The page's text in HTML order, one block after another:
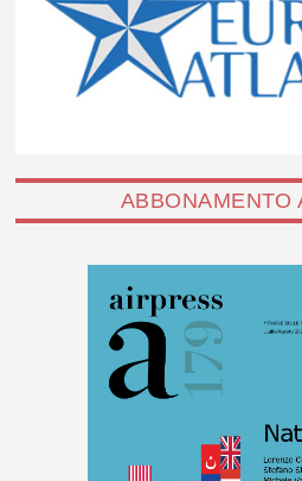
ABBONAMENTO